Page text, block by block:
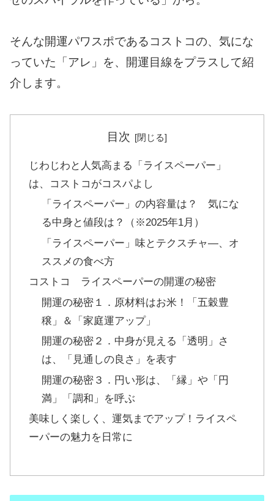
そんな開運パワスポであるコストコの、気にな
っていた「アレ」を、開運目線をプラスして紹
介します。
目次
じわじわと人気高まる「ライスペーパー」
は、コストコがコスパよし
「ライスペーパー」の内容量は？ 気にな
る中身と値段は？（※2025年1月）
「ライスペーパー」味とテクスチャ―、オ
ススメの食べ方
コストコ ライスペーパーの開運の秘密
開運の秘密１．原材料はお米！「五穀豊
穣」＆「家庭運アップ」
開運の秘密２．中身が見える「透明」さ
は、「見通しの良さ」を表す
開運の秘密３．円い形は、「縁」や「円
満」「調和」を呼ぶ
美味しく楽しく、運気までアップ！ライスペ
ーパーの魅力を日常に